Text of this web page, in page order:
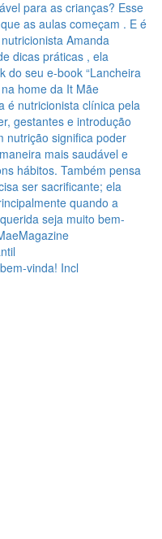
vinda! Incl